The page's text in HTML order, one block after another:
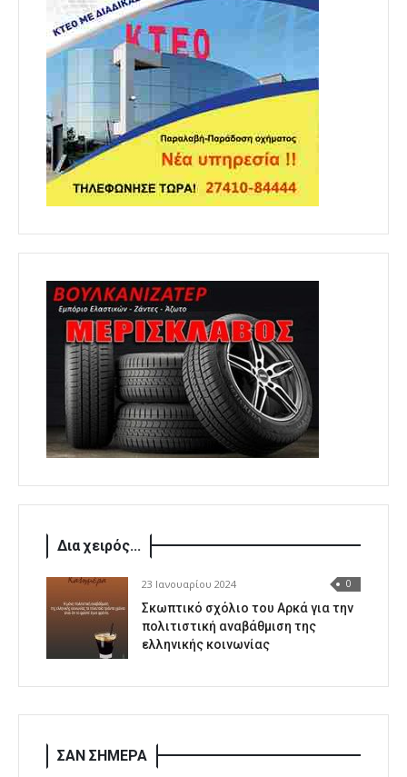
Δια χειρός...
23 Ιανουαρίου 2024 0
Σκωπτικό σχόλιο του Αρκά για την
πολιτιστική αναβάθμιση της
ελληνικής κοινωνίας
ΣΑΝ ΣΗΜΕΡΑ